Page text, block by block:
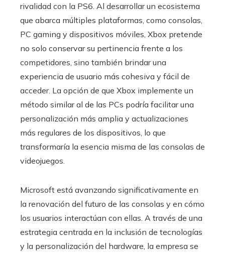
rivalidad con la PS6. Al desarrollar un ecosistema
que abarca múltiples plataformas, como consolas,
PC gaming y dispositivos móviles, Xbox pretende
no solo conservar su pertinencia frente a los
competidores, sino también brindar una
experiencia de usuario más cohesiva y fácil de
acceder. La opción de que Xbox implemente un
método similar al de las PCs podría facilitar una
personalización más amplia y actualizaciones
más regulares de los dispositivos, lo que
transformaría la esencia misma de las consolas de
videojuegos.
Microsoft está avanzando significativamente en
la renovación del futuro de las consolas y en cómo
los usuarios interactúan con ellas. A través de una
estrategia centrada en la inclusión de tecnologías
y la personalización del hardware, la empresa se